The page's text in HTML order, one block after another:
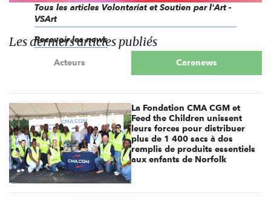
Tous les articles Volontariat et Soutien par l'Art -
VSArt
Recevoir les news
Les derniers articles publiés
Acteurs Carenews
La Fondation CMA CGM et
Feed the Children unissent
leurs forces pour distribuer
plus de 1 400 sacs à dos
remplis de produits essentiels
aux enfants de Norfolk